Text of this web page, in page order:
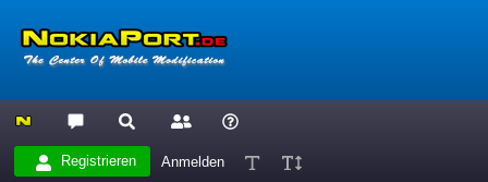
Registrieren Anmelden